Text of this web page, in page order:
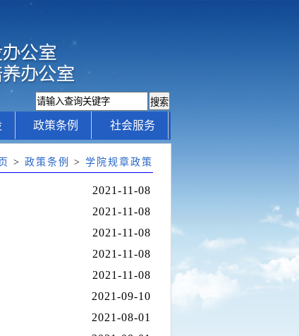
政策条例 社会服务
> 政策条例 > 学院规章政策
2021-11-08
2021-11-08
2021-11-08
2021-11-08
2021-11-08
2021-09-10
2021-08-01